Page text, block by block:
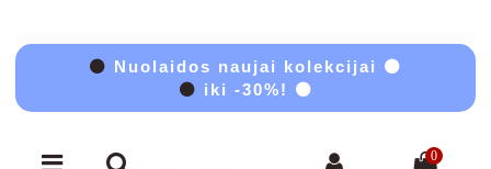
⚫ Nuolaidos naujai kolekcijai ⚫
⚫ iki -30%! ⚫
0